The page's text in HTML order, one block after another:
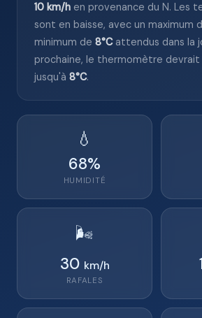
10 km/h en provenance du N. Les
sont en baisse, avec un maximum
minimum de 8°Cattendus dans la
prochaine, le thermomètre devrait
jusqu'à 8°C.
💧
68%
HUMIDITÉ
🌬️
30 km/h
RAFALES